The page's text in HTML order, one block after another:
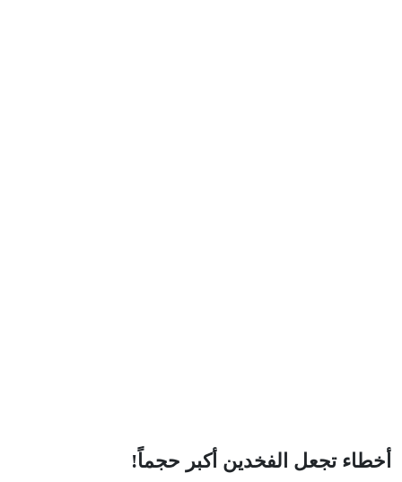
أخطاء تجعل الفخدين أكبر حجماً!